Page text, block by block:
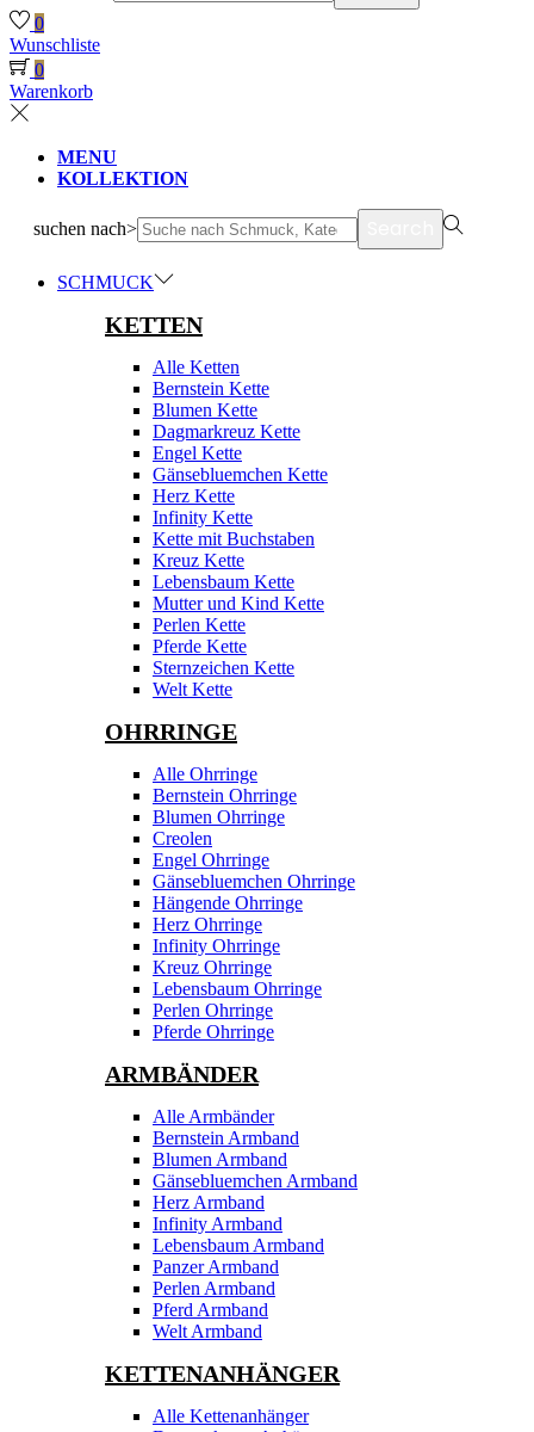
0
Wunschliste
0
Warenkorb
MENU
KOLLEKTION
suchen nach>
SCHMUCK
KETTEN
Alle Ketten
Bernstein Kette
Blumen Kette
Dagmarkreuz Kette
Engel Kette
Gänsebluemchen Kette
Herz Kette
Infinity Kette
Kette mit Buchstaben
Kreuz Kette
Lebensbaum Kette
Mutter und Kind Kette
Perlen Kette
Pferde Kette
Sternzeichen Kette
Welt Kette
OHRRINGE
Alle Ohrringe
Bernstein Ohrringe
Blumen Ohrringe
Creolen
Engel Ohrringe
Gänsebluemchen Ohrringe
Hängende Ohrringe
Herz Ohrringe
Infinity Ohrringe
Kreuz Ohrringe
Lebensbaum Ohrringe
Perlen Ohrringe
Pferde Ohrringe
ARMBÄNDER
Alle Armbänder
Bernstein Armband
Blumen Armband
Gänsebluemchen Armband
Herz Armband
Infinity Armband
Lebensbaum Armband
Panzer Armband
Perlen Armband
Pferd Armband
Welt Armband
KETTENANHÄNGER
Alle Kettenanhänger